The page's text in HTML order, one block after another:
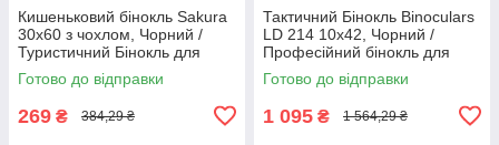
Кишеньковий бінокль Sakura
30х60 з чохлом, Чорний /
Туристичний Бінокль для
полювання та риболовлі
Готово до відправки
269 ₴ 384,29 ₴
Тактичний Бінокль Binoculars
LD 214 10х42, Чорний /
Професійний бінокль для
полювання та риболовлі
Готово до відправки
1 095 ₴ 1 564,29 ₴